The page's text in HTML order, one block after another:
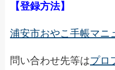
【登録方法】
浦安市おやこ手帳マニ
問い合わせ先等はプロ